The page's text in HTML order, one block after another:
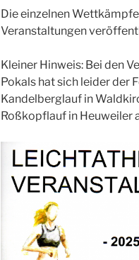
Die einzelnen
Veranstaltungen
Kleiner Hinweis: Bei den
Pokals hat sich leider der
Kandelberglauf in
Roßkopflauf in Heuweiler